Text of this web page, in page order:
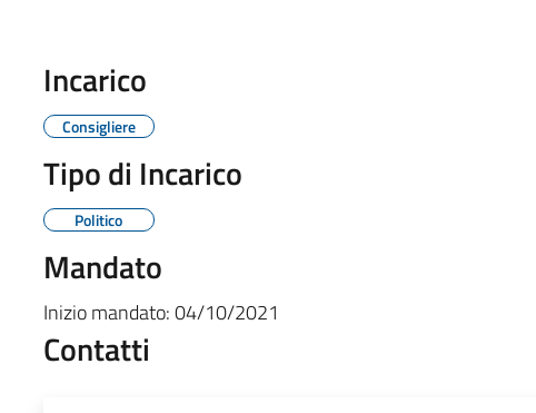
Incarico
Consigliere
Tipo di Incarico
Politico
Mandato
Inizio mandato:04/10/2021
Contatti